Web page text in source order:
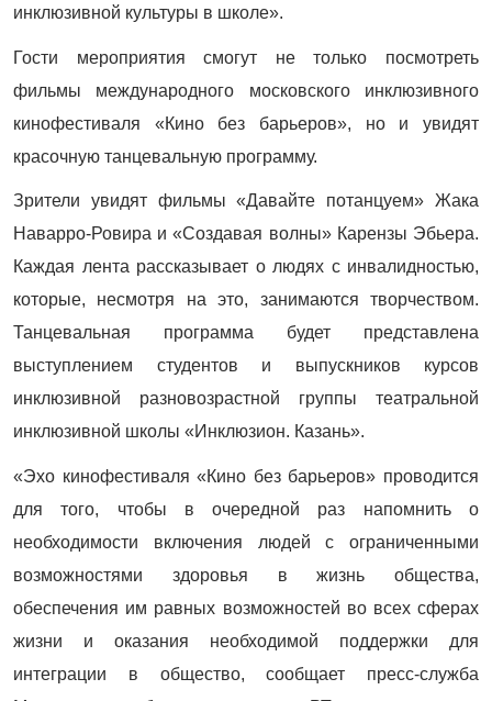
инклюзивной культуры в школе».
Гости мероприятия смогут не только посмотреть
фильмы международного московского инклюзивного
кинофестиваля «Кино без барьеров», но и увидят
красочную танцевальную программу.
Зрители увидят фильмы «Давайте потанцуем» Жака
Наварро-Ровира и «Создавая волны» Карензы Эбьера.
Каждая лента рассказывает о людях с инвалидностью,
которые, несмотря на это, занимаются творчеством.
Танцевальная программа будет представлена
выступлением студентов и выпускников курсов
инклюзивной разновозрастной группы театральной
инклюзивной школы «Инклюзион. Казань».
«Эхо кинофестиваля «Кино без барьеров» проводится
для того, чтобы в очередной раз напомнить о
необходимости включения людей с ограниченными
возможностями здоровья в жизнь общества,
обеспечения им равных возможностей во всех сферах
жизни и оказания необходимой поддержки для
интеграции в общество, сообщает пресс-служба